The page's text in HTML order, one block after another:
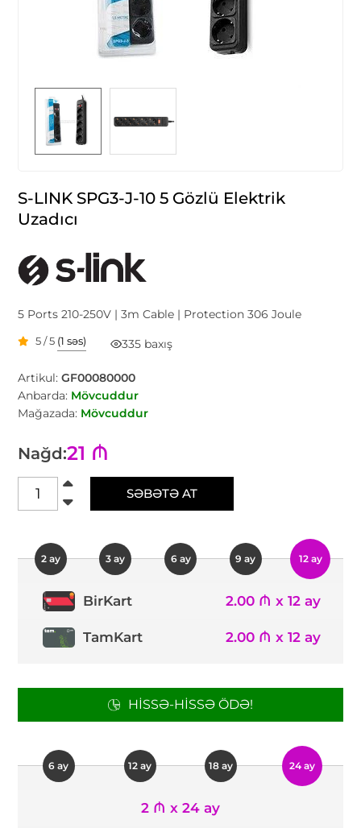
S-LINK SPG3-J-10 5 Gözlü Elektrik
Uzadıcı
5 Ports 210-250V | 3m Cable | Protection 306 Joule
5 / 5 (1 səs) 335 baxış
Artikul:GF00080000
Anbarda: Mövcuddur
Mağazada: Mövcuddur
Nağd:21 ₼
SƏBƏTƏ AT
2 ay 3 ay 6 ay 9 ay 12 ay
BirKart 2.00 ₼ x 12 ay
TamKart 2.00 ₼ x 12 ay
HISSƏ-HISSƏ ÖDƏ!
6 ay 12 ay 18 ay 24 ay
2 ₼ x 24 ay